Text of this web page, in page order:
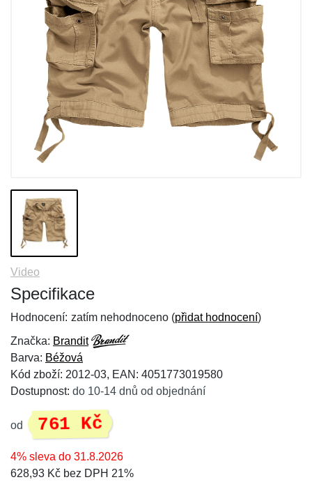
Video
Specifikace
Hodnocení: zatím nehodnoceno (přidat hodnocení)
Značka: Brandit
Barva: Béžová
Kód zboží: 2012-03, EAN: 4051773019580
Dostupnost: do 10-14 dnů od objednání
od 761 Kč
4% sleva do 31.8.2026
628,93 Kč bez DPH 21%